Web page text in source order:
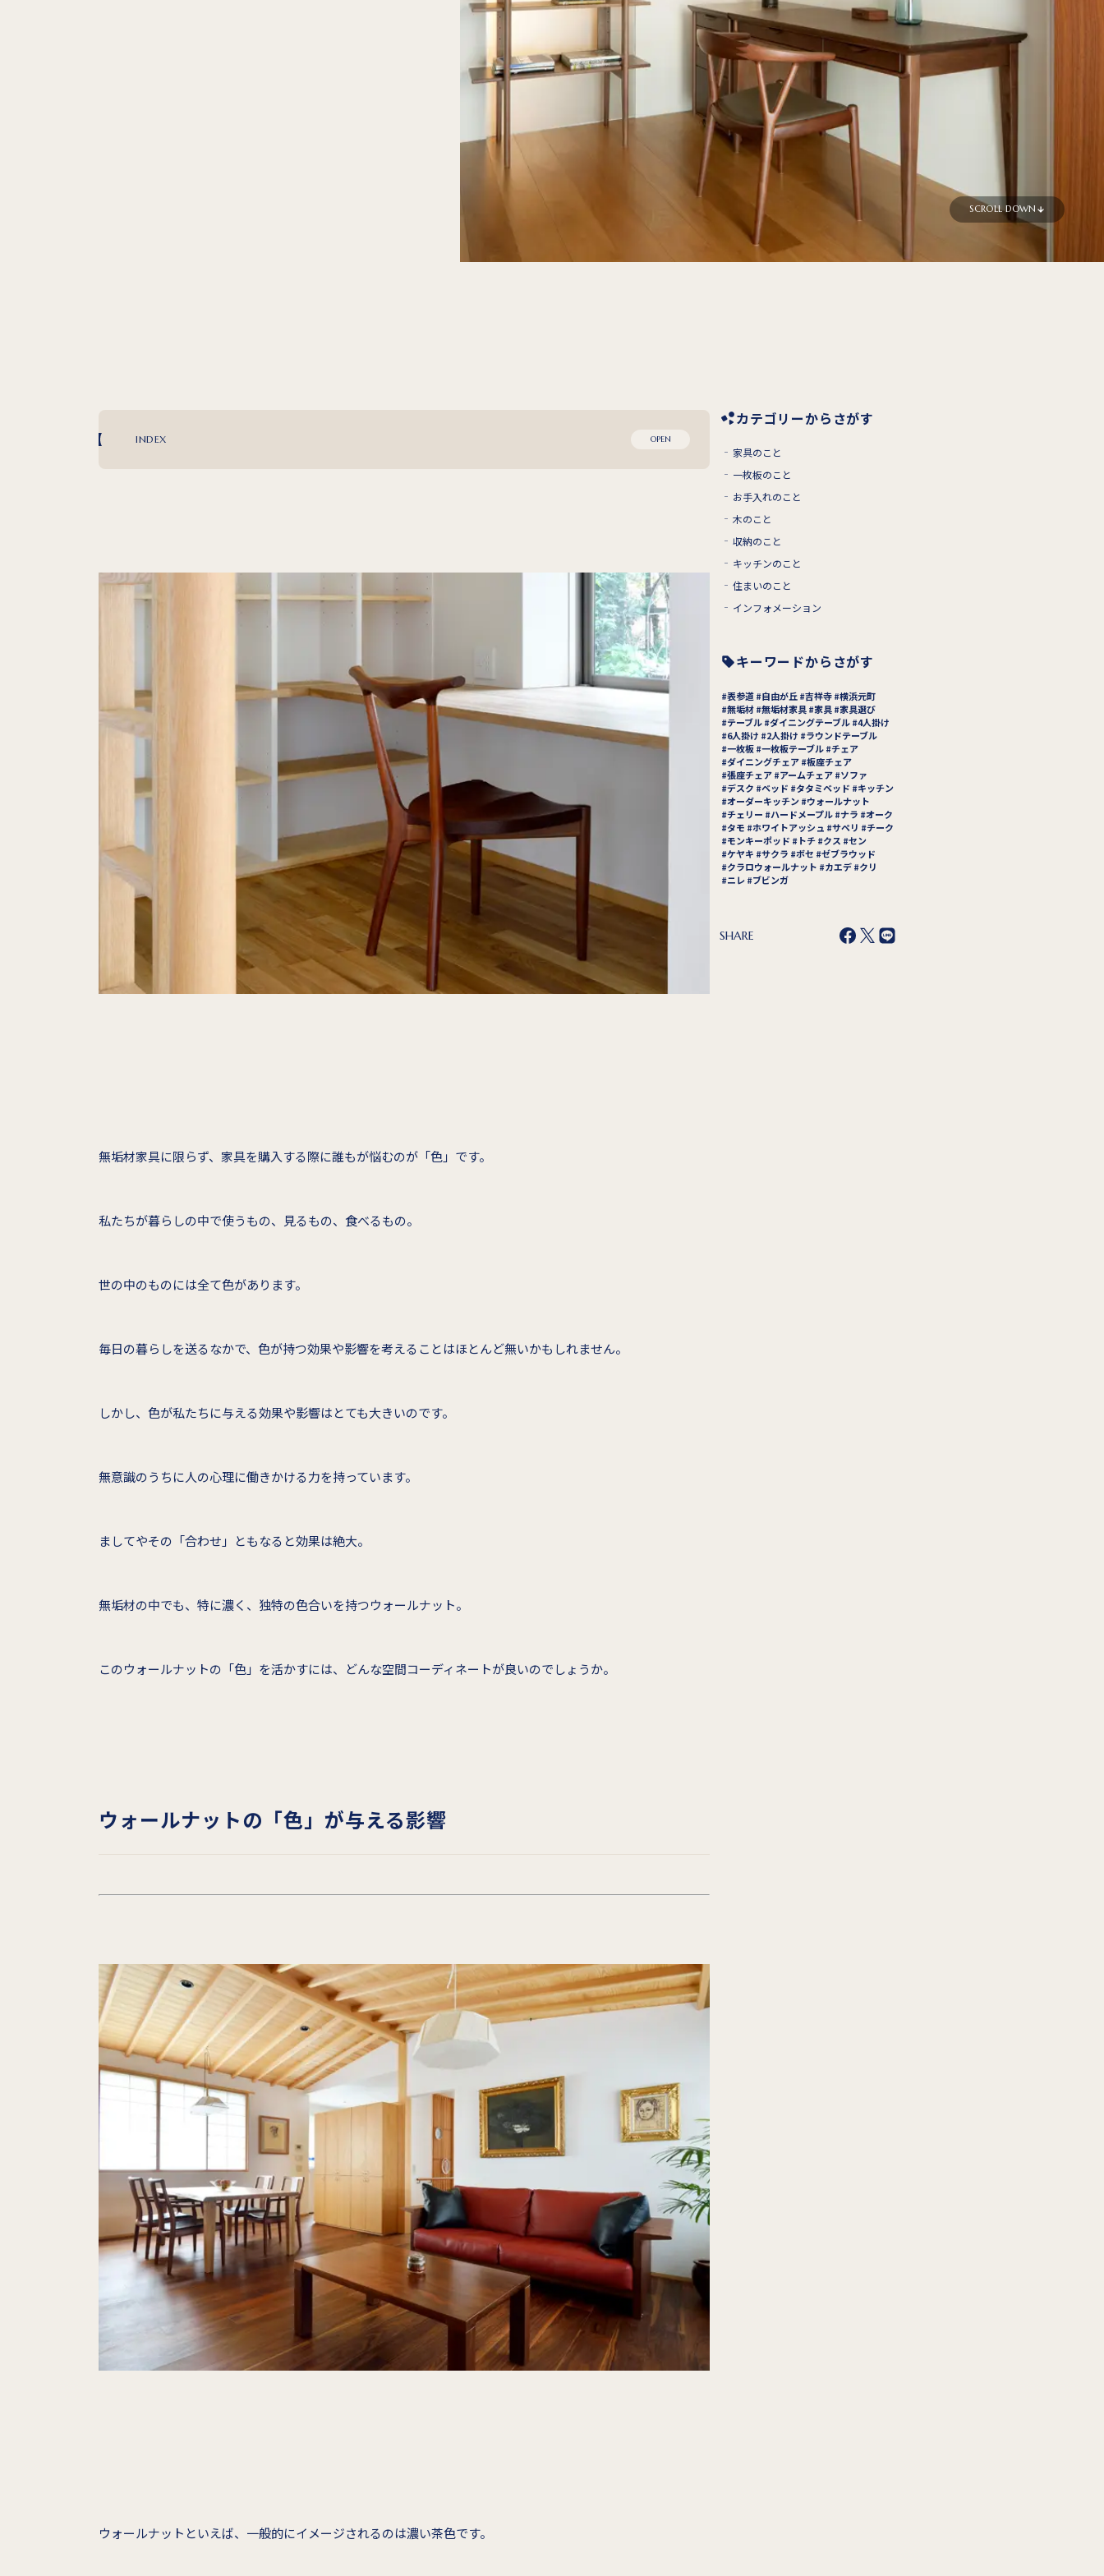
SCROLL DOWN
INDEX OPEN
無垢材家具に限らず、家具を購入する際に誰もが悩むのが「色」です。
私たちが暮らしの中で使うもの、見るもの、食べるもの。
世の中のものには全て色があります。
毎日の暮らしを送るなかで、色が持つ効果や影響を考えることはほとんど無いかもしれません。
しかし、色が私たちに与える効果や影響はとても大きいのです。
無意識のうちに人の心理に働きかける力を持っています。
ましてやその「合わせ」ともなると効果は絶大。
無垢材の中でも、特に濃く、独特の色合いを持つウォールナット。
このウォールナットの「色」を活かすには、どんな空間コーディネートが良いのでしょうか。
ウォールナットの「色」が与える影響
ウォールナットといえば、一般的にイメージされるのは濃い茶色です。
カテゴリーからさがす
家具のこと
一枚板のこと
お手入れのこと
木のこと
収納のこと
キッチンのこと
住まいのこと
インフォメーション
キーワードからさがす
表参道 自由が丘 吉祥寺 横浜元町
無垢材 無垢材家具 家具
家具選び
テーブル ダイニングテーブル 4人掛け
6人掛け
2人掛け
ラウンドテーブル
一枚板 一枚板テーブル チェア
ダイニングチェア 板座チェア
張座チェア
アームチェア
ソファ
デスク
ベッド タタミベッド
キッチン
オーダーキッチン
ウォールナット
チェリー
ハードメープル ナラ
オーク
タモ
ホワイトアッシュ サペリ
チーク
モンキーポッド
トチ クス
セン
ケヤキ
サクラ ボセ
ゼブラウッド
クラロウォールナット
カエデ
クリ
ニレ
ブビンガ
SHARE